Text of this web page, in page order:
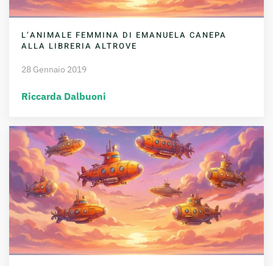
L’ANIMALE FEMMINA DI EMANUELA CANEPA
ALLA LIBRERIA ALTROVE
28 Gennaio 2019
Riccarda Dalbuoni